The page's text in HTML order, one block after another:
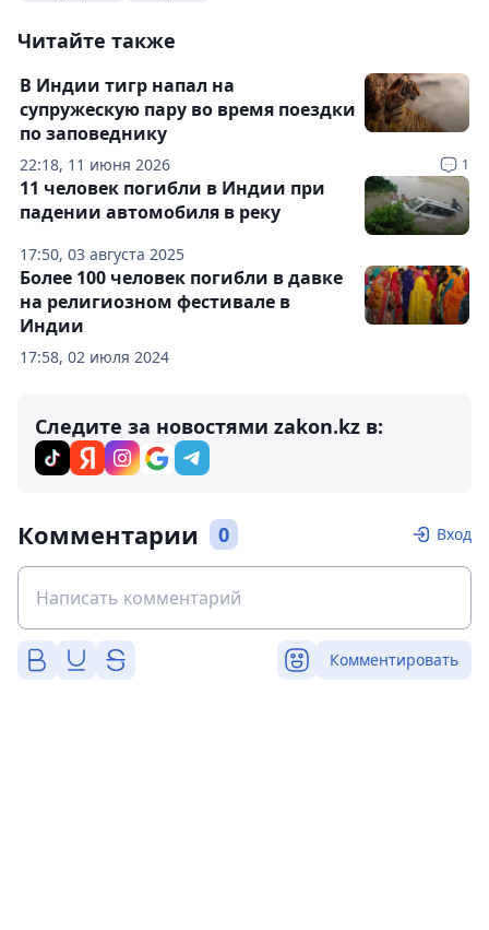
Читайте также
22:18, 11 июня 2026 1
В Индии тигр напал на
супружескую пару во время поездки
по заповеднику
17:50, 03 августа 2025
11 человек погибли в Индии при
падении автомобиля в реку
17:58, 02 июля 2024
Более 100 человек погибли в давке
на религиозном фестивале в
Индии
Следите за новостями zakon.kz в:
Комментарии 0 Вход
Комментировать